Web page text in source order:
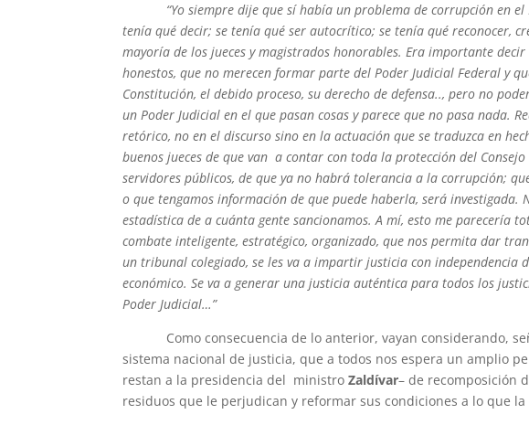
“Yo siempre dije que sí había un problema de corrupción en
tenía qué decir; se tenía qué ser autocrítico; se tenía qué reconocer,
mayoría de los jueces y magistrados honorables. Era importante
honestos, que no merecen formar parte del Poder Judicial Federal y
Constitución, el debido proceso, su derecho de defensa.., pero no
un Poder Judicial en el que pasan cosas y parece que no pasa nada.
retórico, no en el discurso sino en la actuación que se traduzca en
buenos jueces de que van a contar con toda la protección del
servidores públicos, de que ya no habrá tolerancia a la corrupción;
o que tengamos información de que puede haberla, será
estadística de a cuánta gente sancionamos. A mí, esto me parecería
combate inteligente, estratégico, organizado, que nos permita dar
un tribunal colegiado, se les va a impartir justicia con independencia
económico. Se va a generar una justicia auténtica para todos los
Poder Judicial…”
Como consecuencia de lo anterior, vayan considerando,
sistema nacional de justicia, que a todos nos espera un amplio
restan a la presidencia del ministroZaldívar– de recomposición
residuos que le perjudican y reformar sus condiciones a lo que